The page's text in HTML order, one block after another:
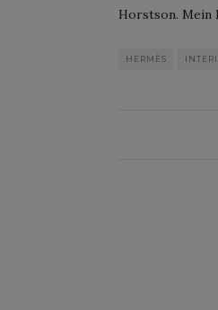
Horstson. Mein
HERMÈS